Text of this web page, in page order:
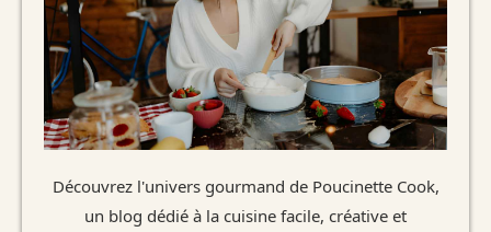
Découvrez l'univers gourmand de Poucinette Cook,
un blog dédié à la cuisine facile, créative et